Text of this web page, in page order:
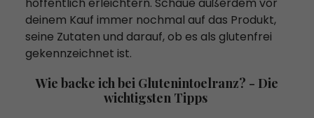
deinem Kauf immer nochmal auf das Produkt,
seine Zutaten und darauf, ob es als glutenfrei
gekennzeichnet ist.
Wie backe ich bei Glutenintoelranz? - Die
wichtigsten Tipps